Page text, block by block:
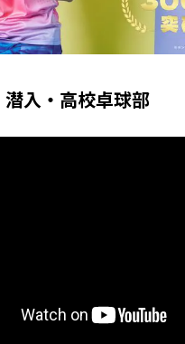
潜入・高校卓球部